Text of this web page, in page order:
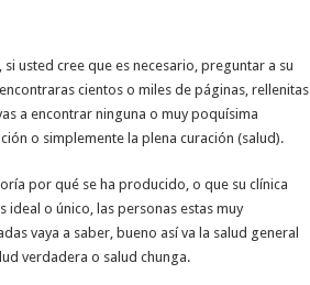
usted cree que es necesario, preguntar a su
cientos o miles de páginas, rellenitas
a encontrar ninguna o muy poquísima
o simplemente la plena curación (salud).
por qué se ha producido, o que su clínica
ideal o único, las personas estas muy
vaya a saber, bueno así va la salud general
verdadera o salud chunga.